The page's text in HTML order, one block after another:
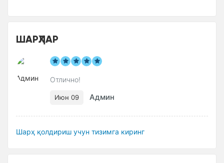
ШАРҲЛАР
Отлично!
Июн 09 Админ
Шарҳ қолдириш учун тизимга киринг